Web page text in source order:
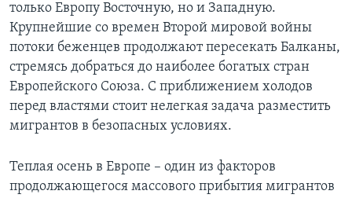
только Европу Восточную, но и Западную.
Крупнейшие со времен Второй мировой войны
потоки беженцев продолжают пересекать Балканы,
стремясь добраться до наиболее богатых стран
Европейского Союза. С приближением холодов
перед властями стоит нелегкая задача разместить
мигрантов в безопасных условиях.
Теплая осень в Европе – один из факторов
продолжающегося массового прибытия мигрантов